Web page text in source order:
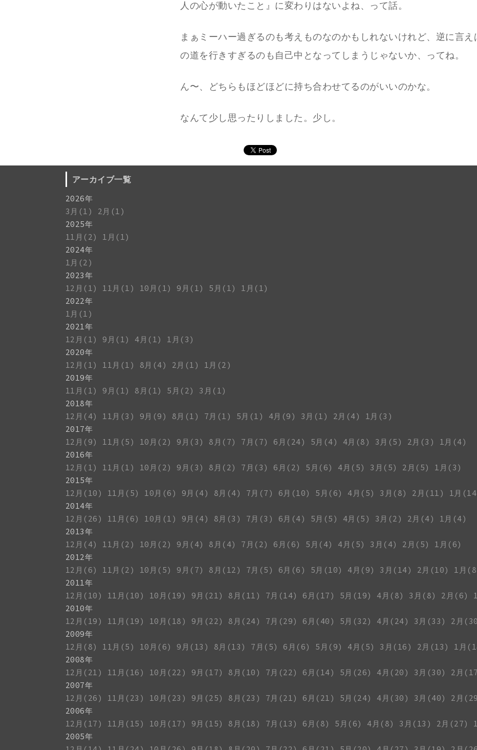
人の心が動いたこと』に変わりはないよね、って話。
まぁミーハー過ぎるのも考えものなのかもしれないけれど、逆に言え
の道を行きすぎるのも自己中となってしまうじゃないか、ってね。
ん〜、どちらもほどほどに持ち合わせてるのがいいのかな。
なんて少し思ったりしました。少し。
アーカイブ一覧
2026年
3月(1)
2月(1)
2025年
11月(2)
1月(1)
2024年
1月(2)
2023年
12月(1)
11月(1) 10月(1) 9月(1) 5月(1)
1月(1)
2022年
1月(1)
2021年
12月(1)
9月(1) 4月(1)
1月(3)
2020年
12月(1)
11月(1) 8月(4) 2月(1)
1月(2)
2019年
11月(1)
9月(1) 8月(1) 5月(2)
3月(1)
2018年
12月(4)
11月(3) 9月(9) 8月(1) 7月(1) 5月(1) 4月(9) 3月(1) 2月(4)
1月(3)
2017年
12月(9)
11月(5) 10月(2) 9月(3) 8月(7) 7月(7) 6月(24) 5月(4) 4月(8) 3月(5) 2月(3)
1月(4)
2016年
12月(1)
11月(1) 10月(2) 9月(3) 8月(2) 7月(3) 6月(2) 5月(6) 4月(5) 3月(5) 2月(5)
1月(3)
2015年
12月(10)
11月(5) 10月(6) 9月(4) 8月(4) 7月(7) 6月(10) 5月(6) 4月(5) 3月(8) 2月(11)
1月
2014年
12月(26)
11月(6) 10月(1) 9月(4) 8月(3) 7月(3) 6月(4) 5月(5) 4月(5) 3月(2) 2月(4)
1月(4)
2013年
12月(4)
11月(2) 10月(2) 9月(4) 8月(4) 7月(2) 6月(6) 5月(4) 4月(5) 3月(4) 2月(5)
1月(6)
2012年
12月(6)
11月(2) 10月(5) 9月(7) 8月(12) 7月(5) 6月(6) 5月(10) 4月(9) 3月(14) 2月(10)
1月
2011年
12月(10)
11月(10) 10月(19) 9月(21) 8月(11) 7月(14) 6月(17) 5月(19) 4月(8) 3月(8) 2月(6)
2010年
12月(19)
11月(19) 10月(18) 9月(22) 8月(24) 7月(29) 6月(40) 5月(32) 4月(24) 3月(33) 2月
2009年
12月(8)
11月(5) 10月(6) 9月(13) 8月(13) 7月(5) 6月(6) 5月(9) 4月(5) 3月(16) 2月(13)
1月
2008年
12月(21)
11月(16) 10月(22) 9月(17) 8月(10) 7月(22) 6月(14) 5月(26) 4月(20) 3月(30) 2月
2007年
12月(26)
11月(23) 10月(23) 9月(25) 8月(23) 7月(21) 6月(21) 5月(24) 4月(30) 3月(40) 2月
2006年
12月(17)
11月(15) 10月(17) 9月(15) 8月(18) 7月(13) 6月(8) 5月(6) 4月(8) 3月(13) 2月(27)
2005年